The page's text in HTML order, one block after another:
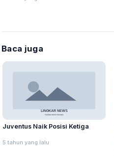
Baca juga
Juventus Naik Posisi Ketiga
5 tahun yang lalu